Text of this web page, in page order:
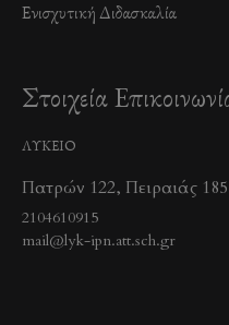
Ενισχυτική Διδασκαλία
Στοιχεία
ΛΥΚΕΙΟ
Πατρών 122, Πειραιάς
2104610915
mail@lyk-ipn.att.sch.gr